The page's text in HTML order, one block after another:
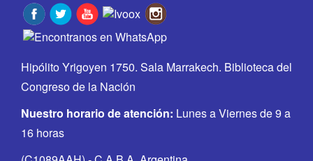
Hipólito Yrigoyen 1750. Sala Marrakech. Biblioteca del
Congreso de la Nación
Nuestro horario de atención: Lunes a Viernes de 9 a
16 horas